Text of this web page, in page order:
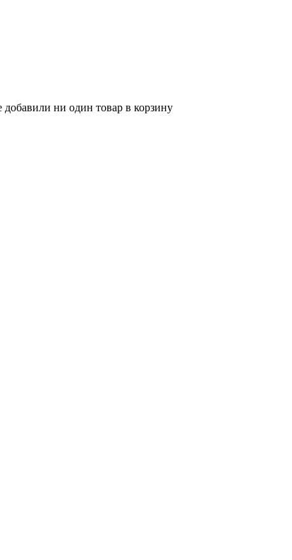
ни один товар в корзину